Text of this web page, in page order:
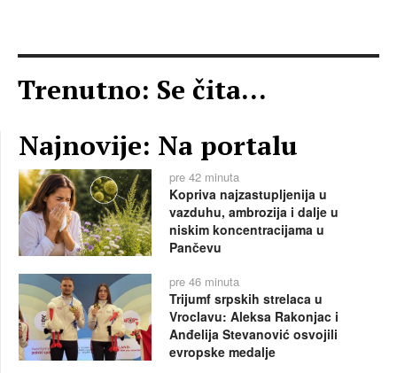
Trenutno: Se čita...
Najnovije: Na portalu
pre 42 minuta
Kopriva najzastupljenija u
vazduhu, ambrozija i dalje u
niskim koncentracijama u
Pančevu
pre 46 minuta
Trijumf srpskih strelaca u
Vroclavu: Aleksa Rakonjac i
Anđelija Stevanović osvojili
evropske medalje